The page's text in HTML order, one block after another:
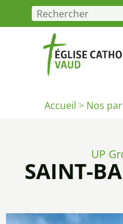
Accueil > Nos
UP
SAINT-